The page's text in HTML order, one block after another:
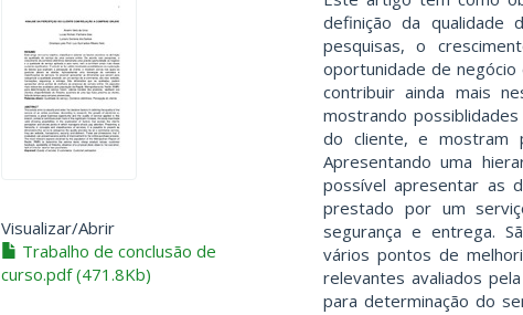
Visualizar/Abrir
Trabalho de conclusão de
curso.pdf (471.8Kb)
definição da qualidade
pesquisas, o
oportunidade de
contribuir ainda mais
mostrando
do cliente, e mostram
Apresentando uma
possível apresentar as
prestado por um
segurança e entrega.
vários pontos de
relevantes avaliados
para determinação do